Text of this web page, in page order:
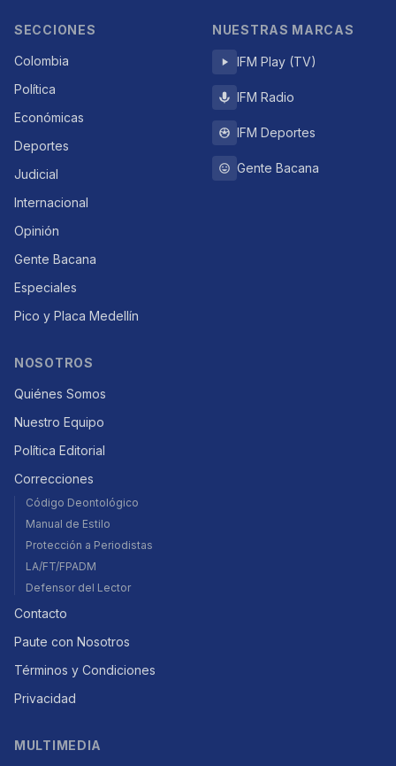
SECCIONES
Colombia
Política
Económicas
Deportes
Judicial
Internacional
Opinión
Gente Bacana
Especiales
Pico y Placa Medellín
NUESTRAS MARCAS
IFM Play (TV)
IFM Radio
IFM Deportes
Gente Bacana
NOSOTROS
Quiénes Somos
Nuestro Equipo
Política Editorial
Correcciones
Código Deontológico
Manual de Estilo
Protección a Periodistas
LA/FT/FPADM
Defensor del Lector
Contacto
Paute con Nosotros
Términos y Condiciones
Privacidad
MULTIMEDIA